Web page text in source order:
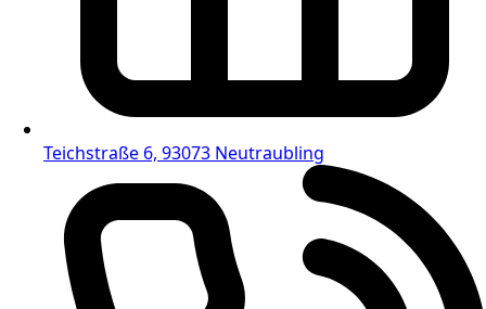
Teichstraße 6, 93073 Neutraubling